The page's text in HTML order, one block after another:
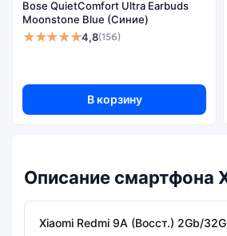
Bose QuietComfort Ultra Earbuds
Moonstone Blue (Синие)
★★★★★4,8(156)
В корзину
Описание смартфона
Xiaomi Redmi 9A (Восст.) 2Gb/